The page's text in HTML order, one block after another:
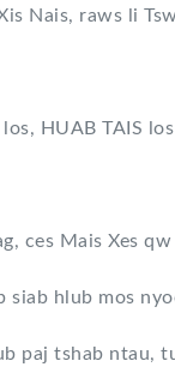
raws li
HUAB TAIS los
Mais Xes qw
siab hlub mos
paj tshab